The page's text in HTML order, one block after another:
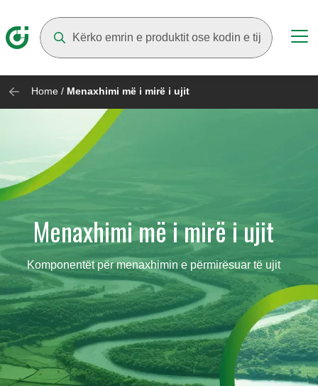
Home / Menaxhimi më i mirë i ujit
Menaxhimi më i mirë i ujit
Komponentët për menaxhimin e përmirësuar të ujit